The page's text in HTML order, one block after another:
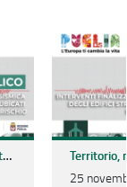
Territorio, mobilità e infrastrutture
25